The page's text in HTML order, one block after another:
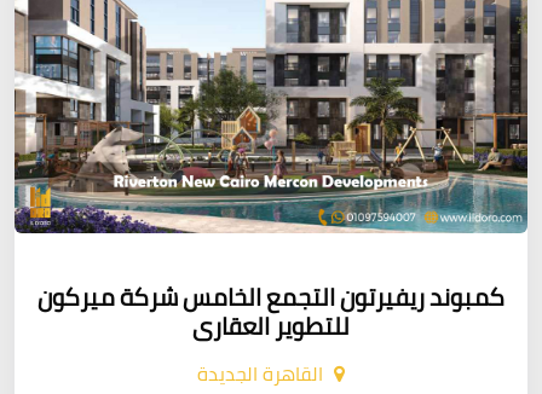
كمبوند ريفيرتون التجمع الخامس شركة ميركون
للتطوير العقارى
القاهرة الجديدة